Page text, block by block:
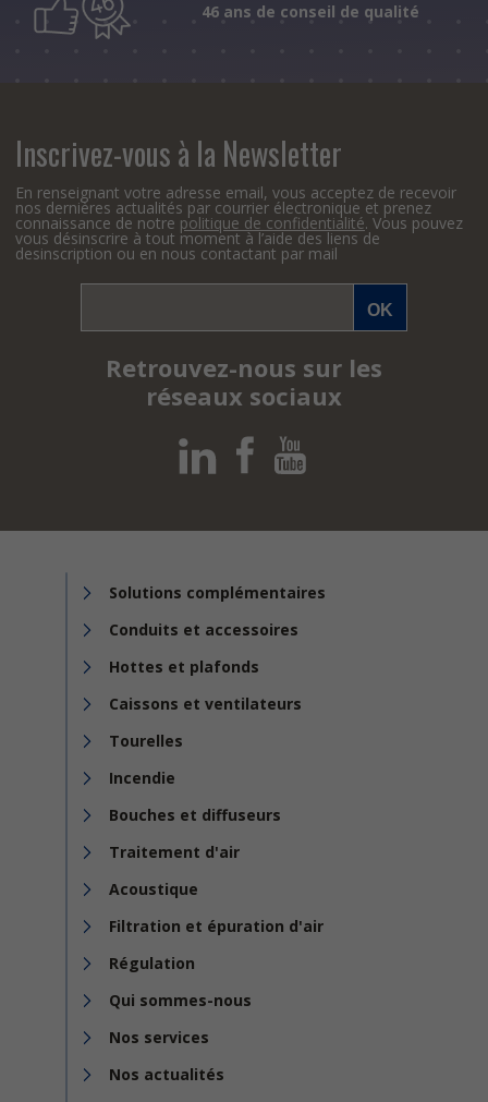
46 ans de conseil de qualité
Inscrivez-vous à la Newsletter
En renseignant votre adresse email, vous acceptez de recevoir
nos dernières actualités par courrier électronique et prenez
connaissance de notre politique de confidentialité. Vous pouvez
vous désinscrire à tout moment à l’aide des liens de
desinscription ou en nous contactant par mail
Retrouvez-nous sur les
réseaux sociaux
Solutions complémentaires
Conduits et accessoires
Hottes et plafonds
Caissons et ventilateurs
Tourelles
Incendie
Bouches et diffuseurs
Traitement d'air
Acoustique
Filtration et épuration d'air
Régulation
Qui sommes-nous
Nos services
Nos actualités